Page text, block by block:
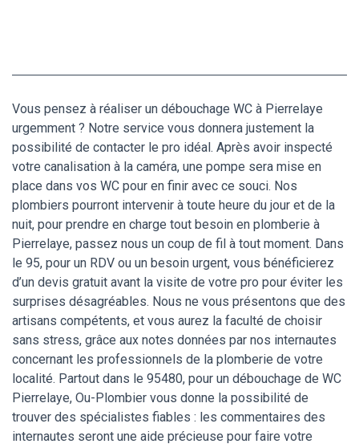
Vous pensez à réaliser un débouchage WC à Pierrelaye
urgemment ? Notre service vous donnera justement la
possibilité de contacter le pro idéal. Après avoir inspecté
votre canalisation à la caméra, une pompe sera mise en
place dans vos WC pour en finir avec ce souci. Nos
plombiers pourront intervenir à toute heure du jour et de la
nuit, pour prendre en charge tout besoin en plomberie à
Pierrelaye, passez nous un coup de fil à tout moment. Dans
le 95, pour un RDV ou un besoin urgent, vous bénéficierez
d’un devis gratuit avant la visite de votre pro pour éviter les
surprises désagréables. Nous ne vous présentons que des
artisans compétents, et vous aurez la faculté de choisir
sans stress, grâce aux notes données par nos internautes
concernant les professionnels de la plomberie de votre
localité. Partout dans le 95480, pour un débouchage de WC
Pierrelaye, Ou-Plombier vous donne la possibilité de
trouver des spécialistes fiables : les commentaires des
internautes seront une aide précieuse pour faire votre